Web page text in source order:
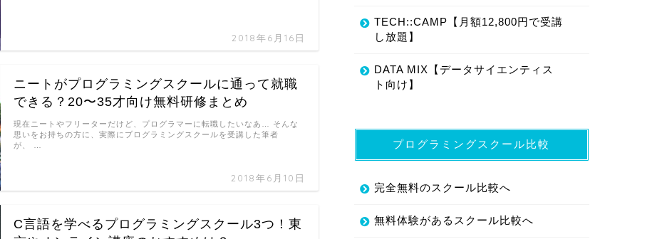
2018年6月16日
ニートがプログラミングスクールに通って就職
できる？20〜35才向け無料研修まとめ
2018年6月10日
現在ニートやフリーターだけど、プログラマーに転職したいなあ… そんな
思いをお持ちの方に、実際にプログラミングスクールを受講した筆者
が、 …
C言語を学べるプログラミングスクール3つ！東
TECH::CAMP【月額12,800円で受講
し放題】
DATA MIX【データサイエンティス
ト向け】
プログラミングスクール比較
完全無料のスクール比較へ
無料体験があるスクール比較へ